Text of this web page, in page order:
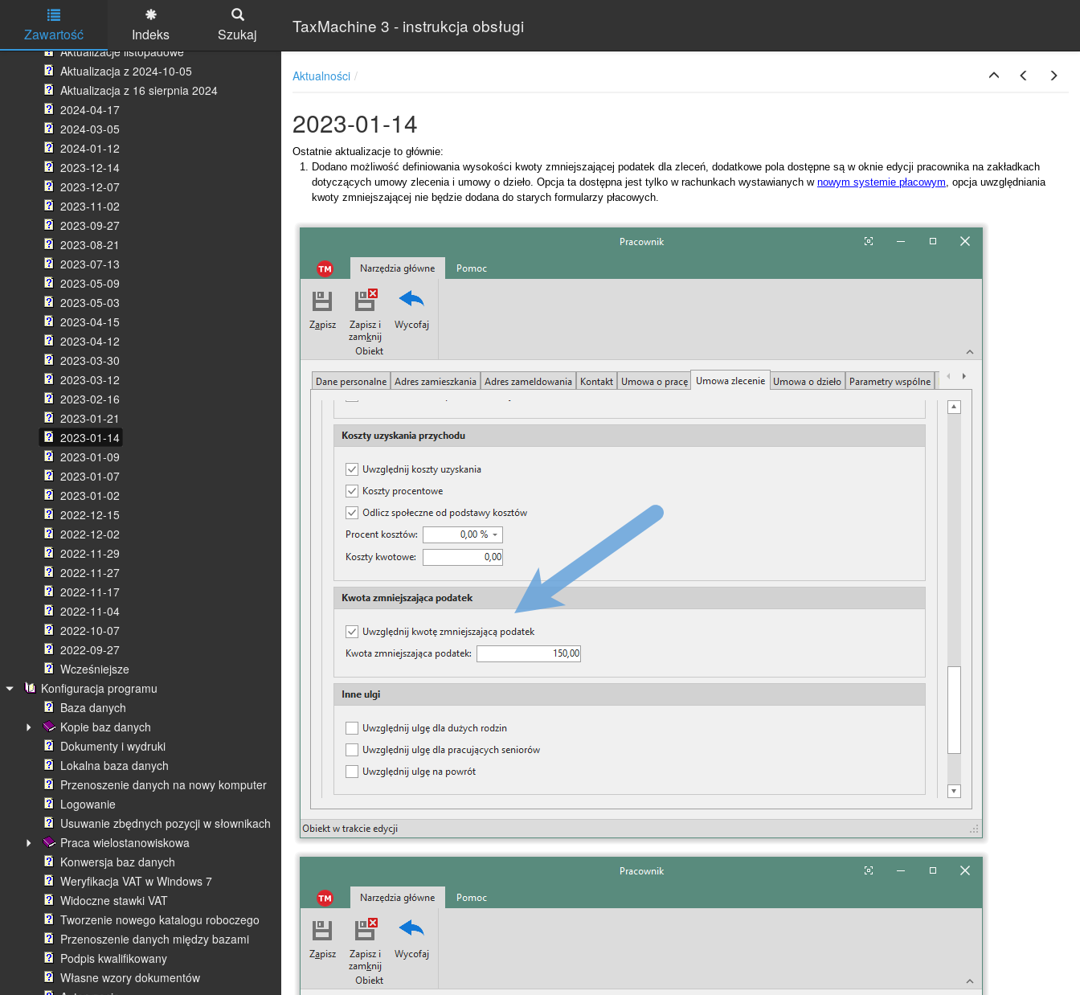
Skip to main content
TaxMachine 3 - instrukcja obsługi
Zawartość Indeks Szukaj
Program PITy 2024/2025
Aktualności grudzień 2024
Aktualizacje listopadowe
Aktualizacja z 2024-10-05
Aktualizacja z 16 sierpnia 2024
2024-04-17
2024-03-05
2024-01-12
2023-12-14
2023-12-07
2023-11-02
2023-09-27
2023-08-21
2023-07-13
2023-05-09
2023-05-03
2023-04-15
2023-04-12
2023-03-30
2023-03-12
2023-02-16
2023-01-21
2023-01-14
2023-01-09
2023-01-07
2023-01-02
2022-12-15
2022-12-02
2022-11-29
2022-11-27
2022-11-17
2022-11-04
2022-10-07
2022-09-27
Wcześniejsze
Konfiguracja programu
Baza danych
Kopie baz danych
Dokumenty i wydruki
Lokalna baza danych
Przenoszenie danych na nowy komputer
Logowanie
Usuwanie zbędnych pozycji w słownikach
Praca wielostanowiskowa
Konwersja baz danych
Weryfikacja VAT w Windows 7
Widoczne stawki VAT
Tworzenie nowego katalogu roboczego
Przenoszenie danych między bazami
Podpis kwalifikowany
Własne wzory dokumentów
Aktualności
2023-01-14
Ostatnie aktualizacje to głównie:
Dodano możliwość definiowania wysokości kwoty zmniejszającej podatek dla zleceń, dodatkowe pola dostępne są w oknie edycji pracownika na zakładkach
dotyczących umowy zlecenia i umowy o dzieło. Opcja ta dostępna jest tylko w rachunkach wystawianych w nowym systemie płacowym, opcja uwzględniania
kwoty zmniejszającej nie będzie dodana do starych formularzy płacowych.